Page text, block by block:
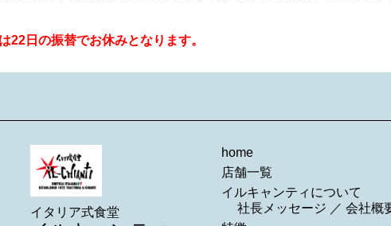
22日の振替でお休みとなります。
イタリア式食堂
home
店舗一覧
イルキャンティについて
社長メッセージ ／ 会社概